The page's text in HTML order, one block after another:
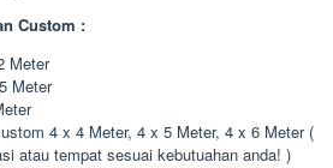
Custom :
Meter
Meter
4 x 4 Meter, 4 x 5 Meter, 4 x 6 Meter (
atau tempat sesuai kebutuahan anda! )